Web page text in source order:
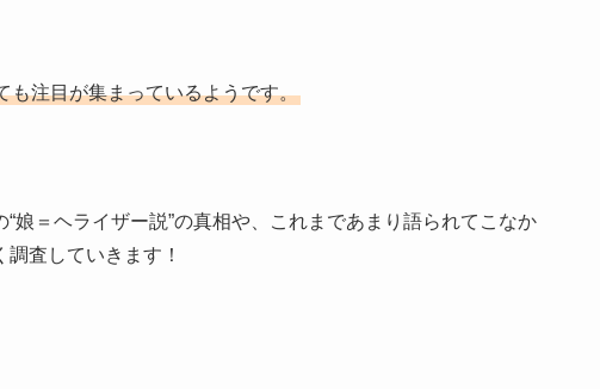
も注目が集まっているようです。
娘＝ヘライザー説”の真相や、これまであまり語られてこなか
査していきます！